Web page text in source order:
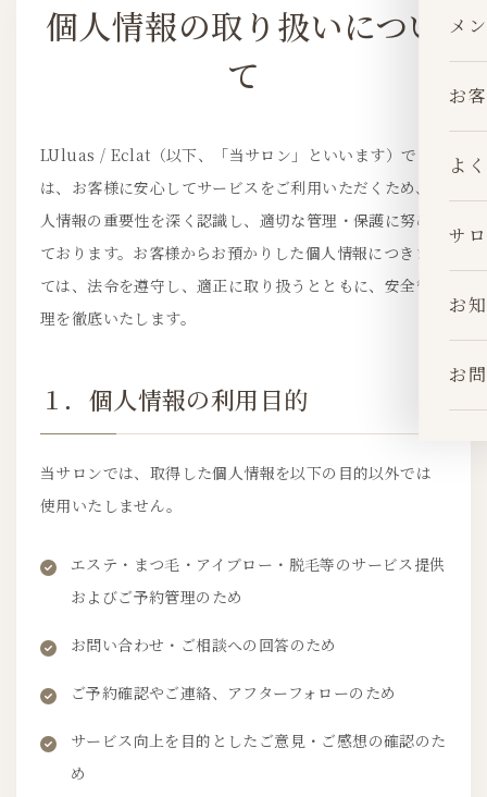
メ
お
よ
サ
お
お
個人情報の取り扱いについ
て
LUluas / Eclat（以下、「当サロン」といいます）で
は、お客様に安心してサービスをご利用いただくため、個
人情報の重要性を深く認識し、適切な管理・保護に努め
ております。お客様からお預かりした個人情報につきまし
ては、法令を遵守し、適正に取り扱うとともに、安全管
理を徹底いたします。
１．個人情報の利用目的
当サロンでは、取得した個人情報を以下の目的以外では
使用いたしません。
エステ・まつ毛・アイブロー・脱毛等のサービス提供
およびご予約管理のため
お問い合わせ・ご相談への回答のため
ご予約確認やご連絡、アフターフォローのため
サービス向上を目的としたご意見・ご感想の確認のた
め